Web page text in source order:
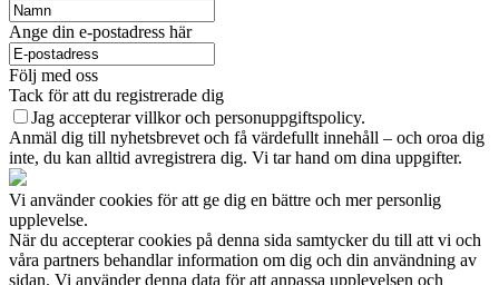
Ange din e-postadress här
Följ med oss
Tack för att du registrerade dig
Jag accepterar villkor och personuppgiftspolicy.
Anmäl dig till nyhetsbrevet och få värdefullt innehåll – och oroa dig
inte, du kan alltid avregistrera dig. Vi tar hand om dina uppgifter.
Vi använder cookies för att ge dig en bättre och mer personlig
upplevelse.
När du accepterar cookies på denna sida samtycker du till att vi och
våra partners behandlar information om dig och din användning av
sidan. Vi använder denna data för att anpassa upplevelsen och